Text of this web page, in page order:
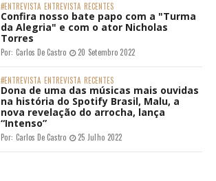
#ENTREVISTA ENTREVISTA RECENTES
Confira nosso bate papo com a "Turma
da Alegria" e com o ator Nicholas
Torres
Por: Carlos De Castro 20 Setembro 2022
#ENTREVISTA ENTREVISTA RECENTES
Dona de uma das músicas mais ouvidas
na história do Spotify Brasil, Malu, a
nova revelação do arrocha, lança
“Intenso”
Por: Carlos De Castro 25 Julho 2022